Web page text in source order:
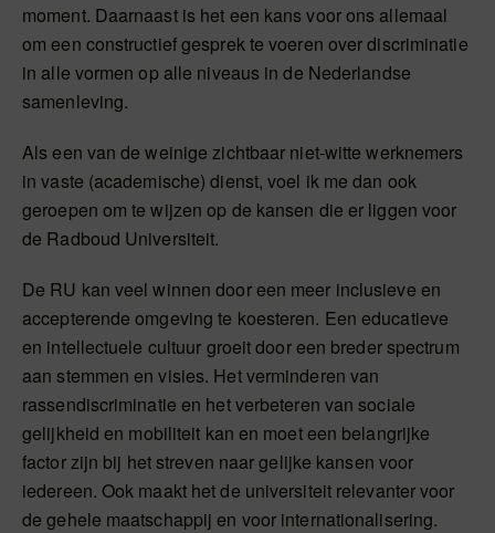
moment. Daarnaast is het een kans voor ons allemaal
om een constructief gesprek te voeren over discriminatie
in alle vormen op alle niveaus in de Nederlandse
samenleving.
Als een van de weinige zichtbaar niet-witte werknemers
in vaste (academische) dienst, voel ik me dan ook
geroepen om te wijzen op de kansen die er liggen voor
de Radboud Universiteit.
De RU kan veel winnen door een meer inclusieve en
accepterende omgeving te koesteren. Een educatieve
en intellectuele cultuur groeit door een breder spectrum
aan stemmen en visies. Het verminderen van
rassendiscriminatie en het verbeteren van sociale
gelijkheid en mobiliteit kan en moet een belangrijke
factor zijn bij het streven naar gelijke kansen voor
iedereen. Ook maakt het de universiteit relevanter voor
de gehele maatschappij en voor internationalisering.